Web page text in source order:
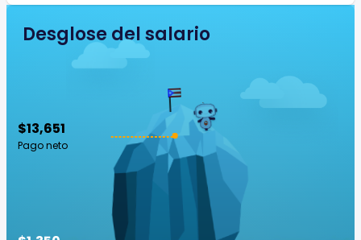
Desglose del salario
$13,651
Pago neto